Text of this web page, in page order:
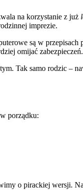
na korzystanie z już
imprezie.
są w przepisach
omijać zabezpieczeń.
Tak samo rodzic –
porządku:
o pirackiej wersji.